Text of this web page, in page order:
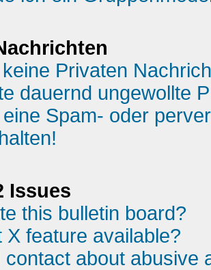
Privaten
dauernd ungewollte
Spam- oder
Issues
this bulletin board?
X feature available?
contact about abusive